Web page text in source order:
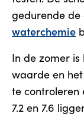
gedurende de
waterchemie
In de zomer
waarde en
te controleren
7.2 en 7.6